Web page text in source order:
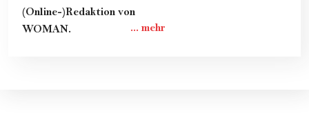
(Online-)Redaktion von
WOMAN.